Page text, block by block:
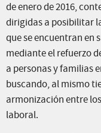
de enero de 2016,
dirigidas a posibilitar
que se encuentran en
mediante el refuerzo
a personas y familias
buscando, al mismo
armonización entre
laboral.